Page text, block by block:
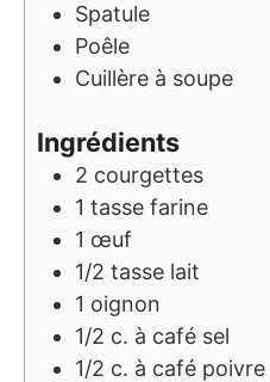
Spatule
Poêle
Cuillère à soupe
Ingrédients
2 courgettes
1 tasse farine
1 œuf
1/2 tasse lait
1 oignon
1/2 c. à café sel
1/2 c. à café poivre